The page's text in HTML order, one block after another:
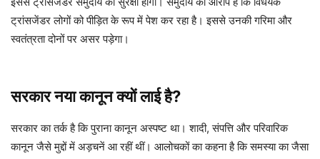
ट्रांसजेंडर लोगों को पीड़ित के रूप में पेश कर रहा है। इससे उनकी गरिमा और
स्वतंत्रता दोनों पर असर पड़ेगा।
सरकार नया कानून क्यों लाई है?
सरकार का तर्क है कि पुराना कानून अस्पष्ट था। शादी, संपत्ति और परिवारिक
कानून जैसे मुद्दों में अड़चनें आ रहीं थीं। आलोचकों का कहना है कि समस्या का जैसा